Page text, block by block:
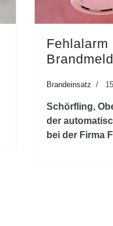
Fehlalarm
Brandeinsatz
Schörfling,
der
bei der Firma